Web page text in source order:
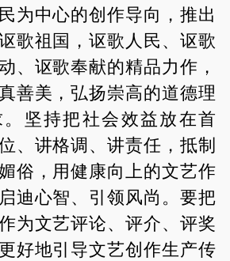
为中心的创作导向，推出
歌祖国，讴歌人民、讴歌
、讴歌奉献的精品力作，
善美，弘扬崇高的道德理
坚持把社会效益放在首
、讲格调、讲责任，抵制
俗，用健康向上的文艺作
迪心智、引领风尚。要把
为文艺评论、评介、评奖
好地引导文艺创作生产传